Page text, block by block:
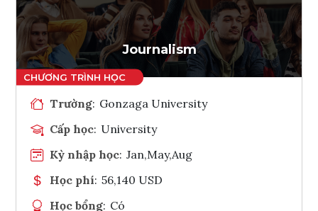
Tham vấn Interlink
Journalism
Trường: Gonzaga University
Cấp học: University
Kỳ nhập học: Jan,May,Aug
Học phí: 56,140 USD
Học bổng: Có